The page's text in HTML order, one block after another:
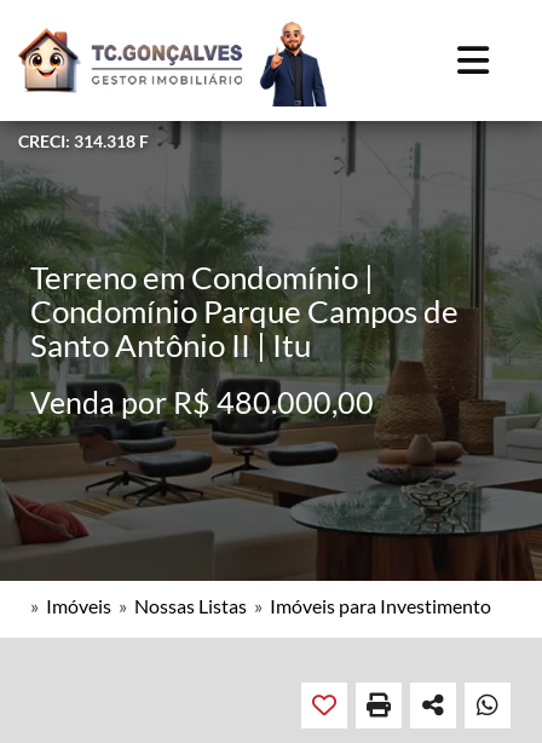
CRECI: 314.318 F
Terreno em Condomínio |
Condomínio Parque Campos de
Santo Antônio II | Itu
Venda por R$ 480.000,00
» Imóveis » Nossas Listas » Imóveis para Investimento